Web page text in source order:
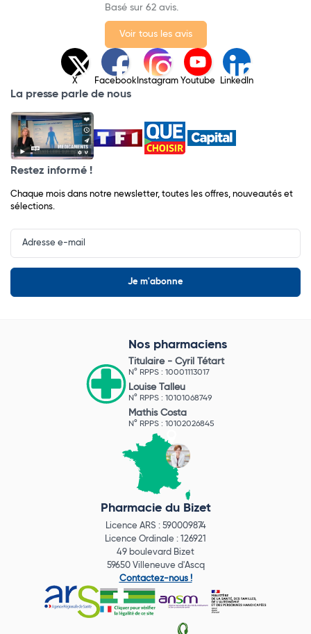
Basé sur 62 avis.
Voir tous les avis
X Facebook Instagram Youtube LinkedIn
La presse parle de nous
Restez informé !
Chaque mois dans notre newsletter, toutes les offres, nouveautés et
sélections.
Input
Newsletter
Nos pharmaciens
Titulaire - Cyril Tétart
N° RPPS : 10001113017
Louise Talleu
N° RPPS : 10101068749
Mathis Costa
N° RPPS : 10102026845
Pharmacie du Bizet
Licence ARS : 590009874
Licence Ordinale : 126921
49 boulevard Bizet
59650 Villeneuve d'Ascq
Contactez-nous !